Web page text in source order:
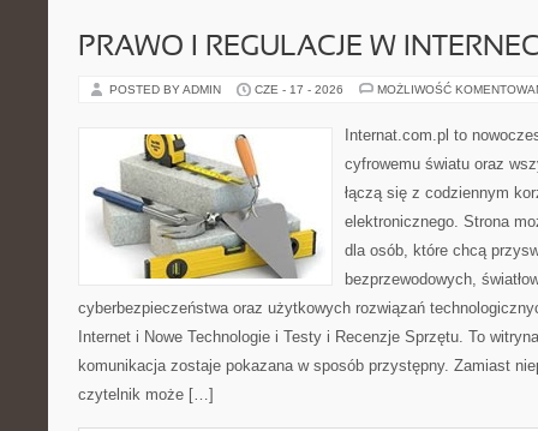
PRAWO I REGULACJE W
POSTED BY ADMIN CZE - 17 - 2026 MOŻLIWOŚĆ
Internat.com.pl to
cyfrowemu światu oraz
łączą się z codziennym
elektronicznego. Strona
dla osób, które chcą
bezprzewodowych,
cyberbezpieczeństwa oraz użytkowych rozwiązań
Internet i Nowe Technologie i Testy i Recenzje Sprzętu. To
komunikacja zostaje pokazana w sposób przystępny. Zamiast
czytelnik może […]